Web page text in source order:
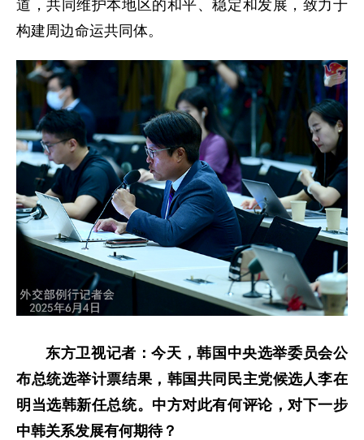
道，共同维护本地区的和平、稳定和发展，致力于
构建周边命运共同体。
东方卫视记者：今天，韩国中央选举委员会公
布总统选举计票结果，韩国共同民主党候选人李在
明当选韩新任总统。中方对此有何评论，对下一步
中韩关系发展有何期待？